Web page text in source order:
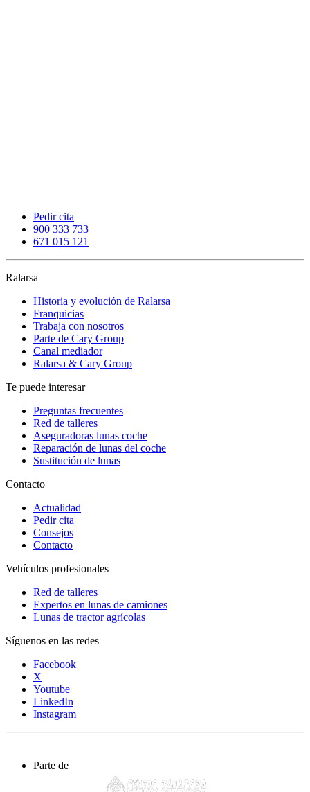
Pedir cita
900 333 733
671 015 121
Ralarsa
Historia y evolución de Ralarsa
Franquicias
Trabaja con nosotros
Parte de Cary Group
Canal mediador
Ralarsa & Cary Group
Te puede interesar
Preguntas frecuentes
Red de talleres
Aseguradoras lunas coche
Reparación de lunas del coche
Sustitución de lunas
Contacto
Actualidad
Pedir cita
Consejos
Contacto
Vehículos profesionales
Red de talleres
Expertos en lunas de camiones
Lunas de tractor agrícolas
Síguenos en las redes
Facebook
X
Youtube
LinkedIn
Instagram
Parte de